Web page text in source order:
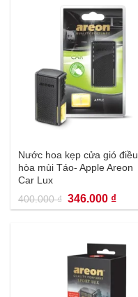
Nước hoa kẹp cửa gió điều
hòa mùi Táo- Apple Areon
Car Lux
400.000₫ Giá
gốc
là:
346.000 ₫Giá
hiện
tại